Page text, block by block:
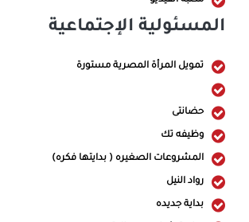
المسئولية الإجتماعية
تمويل المرأة المصرية مستورة
حضانتى
وظيفه تك
المشروعات الصغيره ( بدايتها فكره)
رواد النيل
بداية جديده